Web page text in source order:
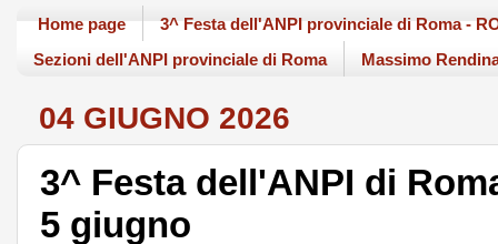
Home page
3^ Festa dell'ANPI provinciale di Roma -
Sezioni dell'ANPI provinciale di Roma
Massimo
04 GIUGNO 2026
3^ Festa dell'ANPI di
5 giugno